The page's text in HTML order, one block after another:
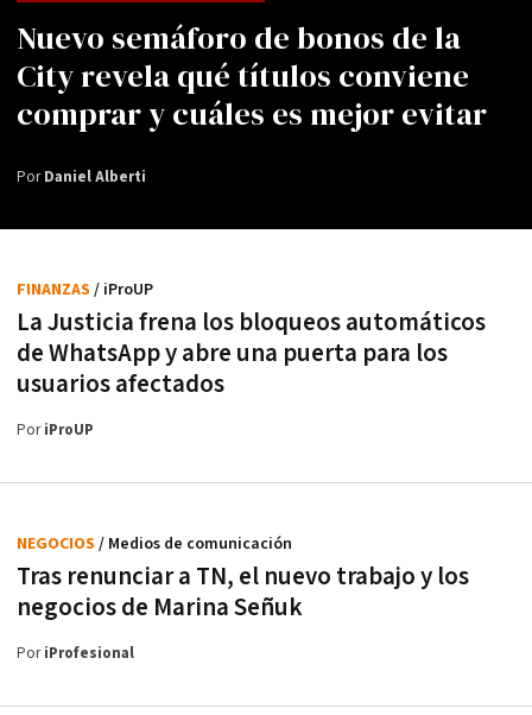
Nuevo semáforo de bonos de la
City revela qué títulos conviene
comprar y cuáles es mejor evitar
PorDaniel Alberti
La Justicia frena los bloqueos automáticos
de WhatsApp y abre una puerta para los
usuarios afectados
FINANZAS / iProUP
PoriProUP
Tras renunciar a TN, el nuevo trabajo y los
negocios de Marina Señuk
NEGOCIOS / Medios de comunicación
PoriProfesional